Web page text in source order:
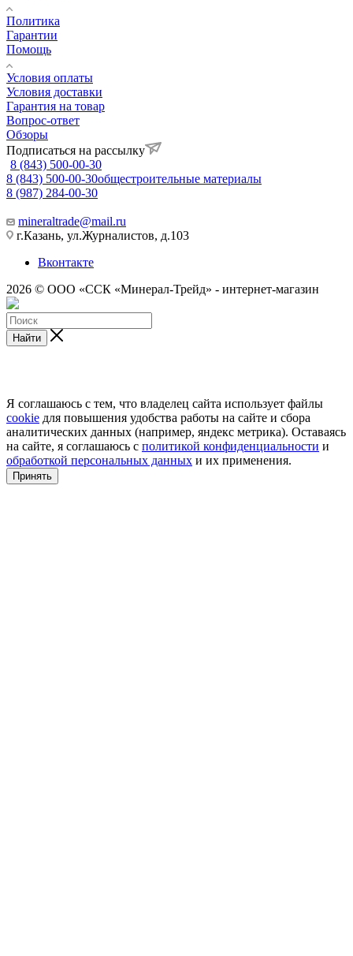
Политика
Гарантии
Помощь
Условия оплаты
Условия доставки
Гарантия на товар
Вопрос-ответ
Обзоры
Подписаться на рассылку
8 (843) 500-00-30
8 (843) 500-00-30общестроительные материалы
8 (987) 284-00-30
mineraltrade@mail.ru
г.Казань, ул.Журналистов, д.103
Вконтакте
2026 © ООО «ССК «Минерал-Трейд» - интернет-магазин
Найти
Я соглашаюсь с тем, что владелец сайта использует файлы
cookie для повышения удобства работы на сайте и сбора
аналитических данных (например, яндекс метрика). Оставаясь
на сайте, я соглашаюсь с политикой конфиденциальности и
обработкой персональных данных и их применения.
Принять